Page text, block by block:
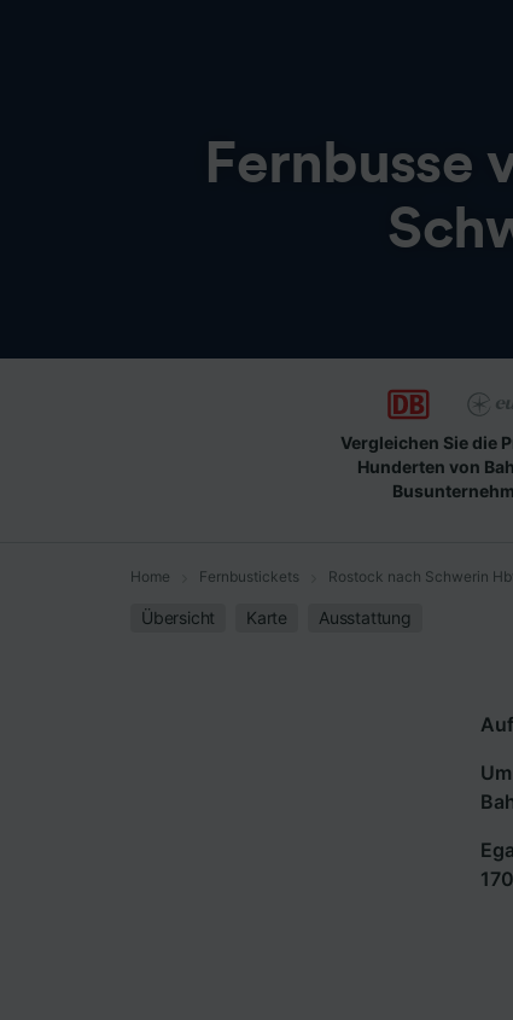
Fernbusse
Vergleichen Sie die
Hunderten von
Home Fernbustickets Rostock nach Schwerin
Übersicht Karte Ausstattung